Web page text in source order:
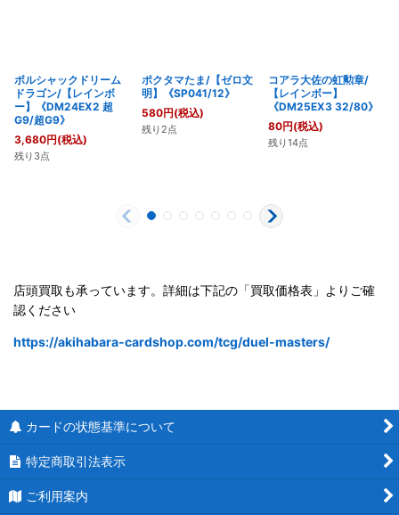
ボルシャックドリーム
ドラゴン/【レインボ
ー】《DM24EX2 超
G9/超G9》
3,680円(税込)
残り3点
ポクタマたま/【ゼロ文
明】《SP041/12》
580円(税込)
残り2点
コアラ大佐の虹勲章/
【レインボー】
《DM25EX3 32/80》
80円(税込)
残り14点
店頭買取も承っています。詳細は下記の「買取価格表」よりご確
認ください
https://akihabara-cardshop.com/tcg/duel-masters/
カードの状態基準について
特定商取引法表示
ご利用案内